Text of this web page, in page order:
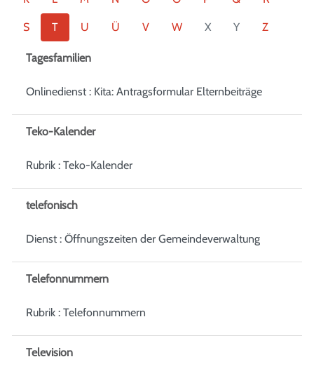
S T U Ü V W X Y Z
Tagesfamilien
Onlinedienst : Kita: Antragsformular Elternbeiträge
Teko-Kalender
Rubrik : Teko-Kalender
telefonisch
Dienst : Öffnungszeiten der Gemeindeverwaltung
Telefonnummern
Rubrik : Telefonnummern
Television